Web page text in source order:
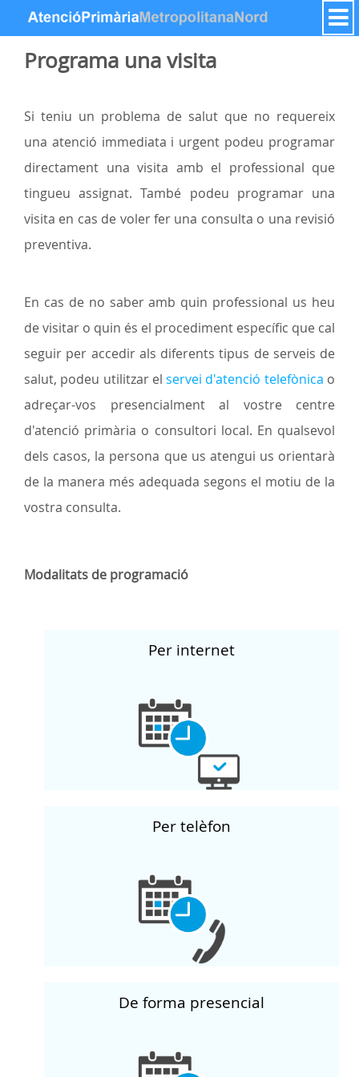
Zum Inhalt wechseln
Programa una visita
Si teniu un problema de salut que no requereix
una atenció immediata i urgent podeu programar
directament una visita amb el professional que
tingueu assignat. També podeu programar una
visita en cas de voler fer una consulta o una revisió
preventiva.
En cas de no saber amb quin professional us heu
de visitar o quin és el procediment específic que cal
seguir per accedir als diferents tipus de serveis de
salut, podeu utilitzar elservei d'atenció telefònica o
adreçar-vos presencialment al vostre centre
d'atenció primària o consultori local. En qualsevol
dels casos, la persona que us atengui us orientarà
de la manera més adequada segons el motiu de la
vostra consulta.
Modalitats de programació
Per internet
Per telèfon
De forma presencial